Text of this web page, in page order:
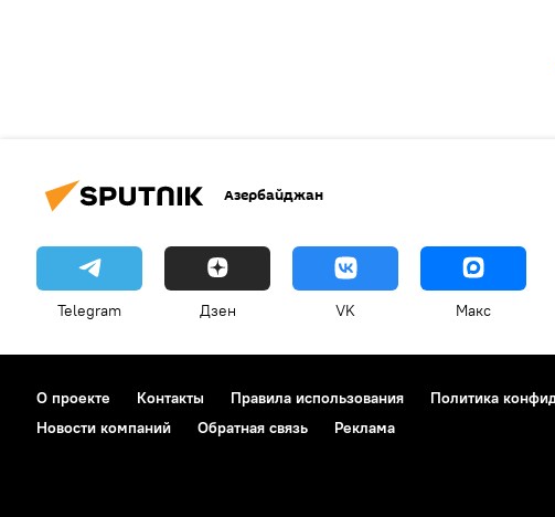
Азербайджан
Telegram Дзен VK Макс
О проекте Контакты Правила использования Политика
Новости компаний
Обратная связь Реклама